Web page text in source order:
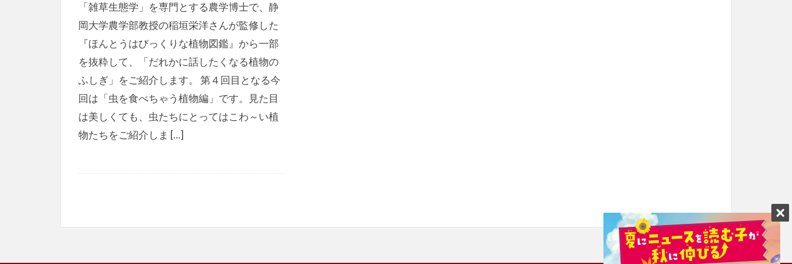
「雑草生態学」を専門とする農学博士で、静
岡大学農学部教授の稲垣栄洋さんが監修した
『ほんとうはびっくりな植物図鑑』から一部
を抜粋して、「だれかに話したくなる植物の
ふしぎ」をご紹介します。 第４回目となる今
回は「虫を食べちゃう植物編」です。見た目
は美しくても、虫たちにとってはこわ～い植
物たちをご紹介しま […]